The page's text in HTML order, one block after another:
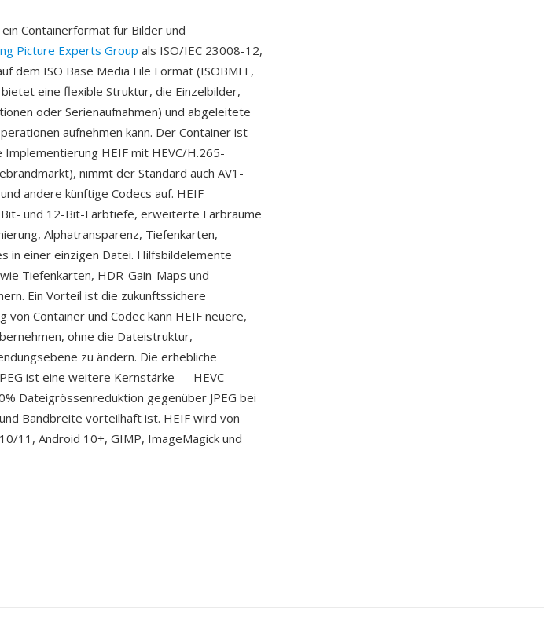
Containerformat für Bilder und
Picture Experts Group als ISO/IEC 23008-12,
dem ISO Base Media File Format (ISOBMFF,
eine flexible Struktur, die Einzelbilder,
oder Serienaufnahmen) und abgeleitete
aufnehmen kann. Der Container ist
HEIF mit HEVC/H.265-
nimmt der Standard auch AV1-
andere künftige Codecs auf. HEIF
und 12-Bit-Farbtiefe, erweiterte Farbräume
Alphatransparenz, Tiefenkarten,
in einer einzigen Datei. Hilfsbildelemente
Tiefenkarten, HDR-Gain-Maps und
Ein Vorteil ist die zukunftssichere
Container und Codec kann HEIF neuere,
ohne die Dateistruktur,
zu ändern. Die erhebliche
ist eine weitere Kernstärke — HEVC-
Dateigrössenreduktion gegenüber JPEG bei
Bandbreite vorteilhaft ist. HEIF wird von
10/11, Android 10+, GIMP, ImageMagick und